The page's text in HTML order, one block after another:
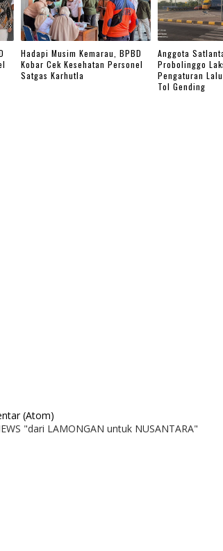
Hadapi Musim Kemarau, BPBD
Kobar Cek Kesehatan Personel
Satgas Karhutla
Anggota
Probolinggo
Pengaturan
Tol Gending
(Atom)
"dari LAMONGAN untuk NUSANTARA"